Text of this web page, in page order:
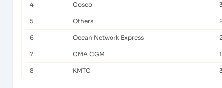
4 Cosco
5 Others
6 Ocean Network Express
7 CMA CGM
8 KMTC